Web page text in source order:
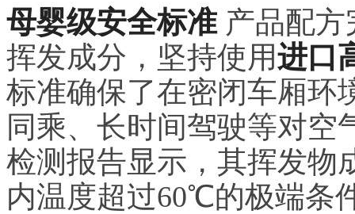
母婴级安全标准产品配方
挥发成分，坚持使用进口
标准确保了在密闭车厢环
同乘、长时间驾驶等对空
检测报告显示，其挥发物
内温度超过60℃的极端条